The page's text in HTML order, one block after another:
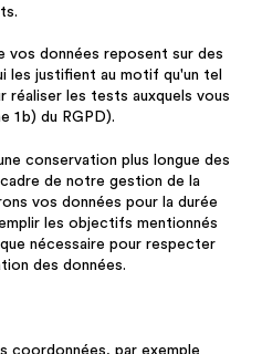
vos données reposent sur des
les justifient au motif qu'un tel
réaliser les tests auxquels vous
1 b) du RGPD).
conservation plus longue des
de notre gestion de la
vos données pour la durée
les objectifs mentionnés
nécessaire pour respecter
des données.
coordonnées, par exemple